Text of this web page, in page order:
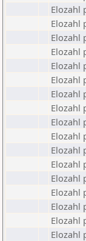
Elozahl
Elozahl
Elozahl
Elozahl
Elozahl
Elozahl
Elozahl
Elozahl
Elozahl
Elozahl
Elozahl
Elozahl
Elozahl
Elozahl
Elozahl
Elozahl
Elozahl